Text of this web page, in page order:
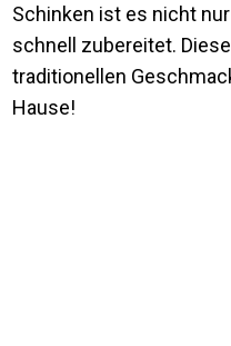
Schinken ist es nicht
schnell zubereitet.
traditionellen
Hause!